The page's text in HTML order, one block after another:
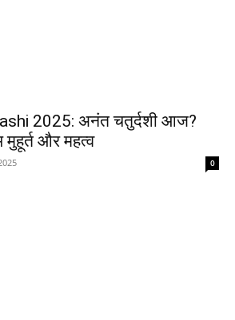
2025: अनंत चतुर्दशी आज?
मुहूर्त और महत्व
0